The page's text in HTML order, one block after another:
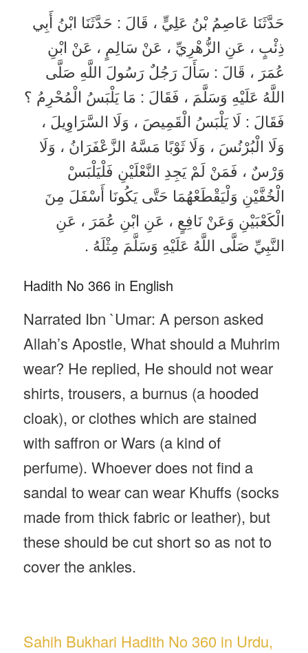
حَدَّثَنَا عَاصِمُ بْنُ عَلِيٍّ ، قَالَ : حَدَّثَنَا ابْنُ أَبِي
ذِئْبٍ ، عَنِ الزُّهْرِيِّ ، عَنْ سَالِمٍ ، عَنْ ابْنِ
عُمَرَ ، قَالَ : سَأَلَ رَجُلٌ رَسُولَ اللَّهِ صَلَّى
اللَّهُ عَلَيْهِ وَسَلَّمَ ، فَقَالَ : مَا يَلْبَسُ الْمُحْرِمُ ؟
فَقَالَ : لَا يَلْبَسُ الْقَمِيصَ ، وَلَا السَّرَاوِيلَ ،
وَلَا الْبُرْنُسَ ، وَلَا ثَوْبًا مَسَّهُ الزَّعْفَرَانُ ، وَلَا
وَرْسٌ ، فَمَنْ لَمْ يَجِدِ النَّعْلَيْنِ فَلْيَلْبَسْ
الْخُفَّيْنِ وَلْيَقْطَعْهُمَا حَتَّى يَكُونَا أَسْفَلَ مِنَ
الْكَعْبَيْنِ وَعَنْ نَافِعٍ ، عَنِ ابْنِ عُمَرَ ، عَنِ
النَّبِيِّ صَلَّى اللَّهُ عَلَيْهِ وَسَلَّمَ مِثْلَهُ .
Hadith No 366 in English
Narrated Ibn `Umar: A person asked
Allah’s Apostle, What should a Muhrim
wear? He replied, He should not wear
shirts, trousers, a burnus (a hooded
cloak), or clothes which are stained
with saffron or Wars (a kind of
perfume). Whoever does not find a
sandal to wear can wear Khuffs (socks
made from thick fabric or leather), but
these should be cut short so as not to
cover the ankles.
Sahih Bukhari Hadith No 360 in Urdu,